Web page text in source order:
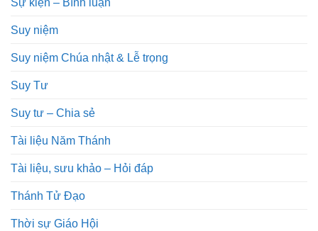
Suy niệm
Suy niệm Chúa nhật & Lễ trọng
Suy Tư
Suy tư – Chia sẻ
Tài liệu Năm Thánh
Tài liệu, sưu khảo – Hỏi đáp
Thánh Tử Đạo
Thời sự Giáo Hội